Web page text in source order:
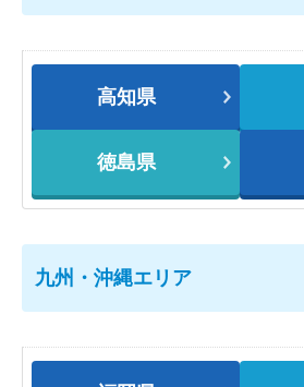
高知県
徳島県
九州・沖縄エリア